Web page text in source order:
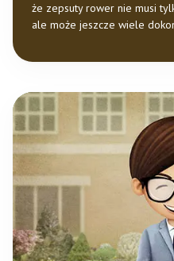
że zepsuty rower nie musi
ale może jeszcze wiele